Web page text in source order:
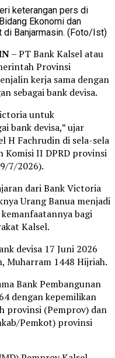
keterangan pers di
Ekonomi dan
di Banjarmasin. (Foto/Ist)
– PT Bank Kalsel atau
Provinsi
kerja sama dengan
sebagai bank devisa.
untuk
bank devisa,” ujar
H Fachrudin di sela-sela
Komisi II DPRD provinsi
7/2026).
dari Bank Victoria
Urang Banua menjadi
bagi
Kalsel.
devisa 17 Juni 2026
Muharram 1448 Hijriah.
Bank Pembangunan
dengan kepemilikan
provinsi (Pemprov) dan
Pemkot) provinsi